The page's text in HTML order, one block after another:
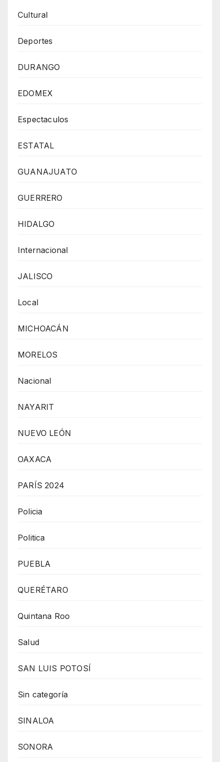
Cultural
Deportes
DURANGO
EDOMEX
Espectaculos
ESTATAL
GUANAJUATO
GUERRERO
HIDALGO
Internacional
JALISCO
Local
MICHOACÁN
MORELOS
Nacional
NAYARIT
NUEVO LEÓN
OAXACA
PARÍS 2024
Policia
Politica
PUEBLA
QUERÉTARO
Quintana Roo
Salud
SAN LUIS POTOSÍ
Sin categoría
SINALOA
SONORA